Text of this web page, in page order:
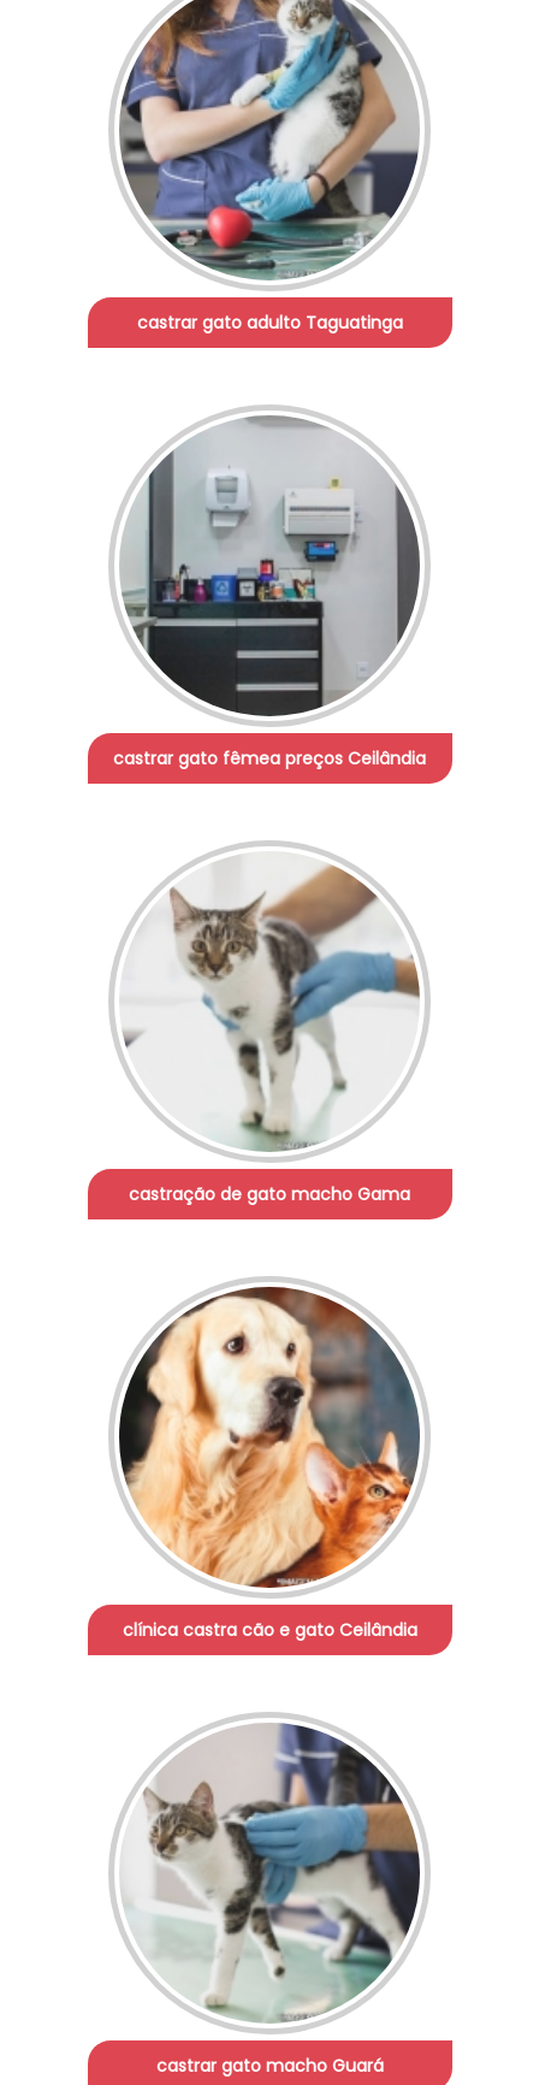
castrar gato adulto Taguatinga
castrar gato fêmea preços Ceilândia
castração de gato macho Gama
clínica castra cão e gato Ceilândia
castrar gato macho Guará